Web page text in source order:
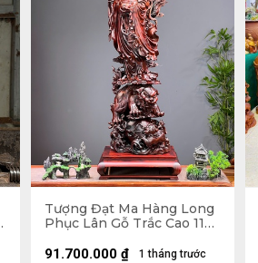
Tượng Đạt Ma Hàng Long
Phục Lân Gỗ Trắc Cao 112
1 tháng trước
91.700.000 ₫